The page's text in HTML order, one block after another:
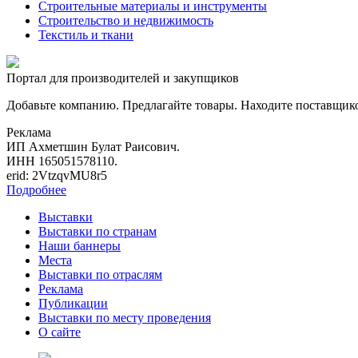
Строительные материалы и инструменты
Строительство и недвижимость
Текстиль и ткани
Портал для производителей и закупщиков
Добавьте компанию. Предлагайте товары. Находите
Реклама
ИП Ахметшин Булат Раисович.
ИНН 165051578110.
erid: 2VtzqvMU8r5
Подробнее
Выставки
Выставки по странам
Наши баннеры
Места
Выставки по отраслям
Реклама
Публикации
Выставки по месту проведения
О сайте